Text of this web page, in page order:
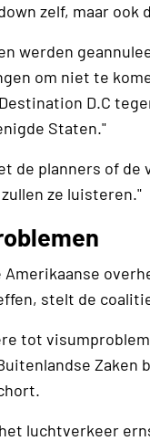
zelf, maar
werden
om niet te
D.C
Staten."
de planners of de
ze luisteren."
Amerikaanse
stelt de
tot
Zaken
luchtverkeer